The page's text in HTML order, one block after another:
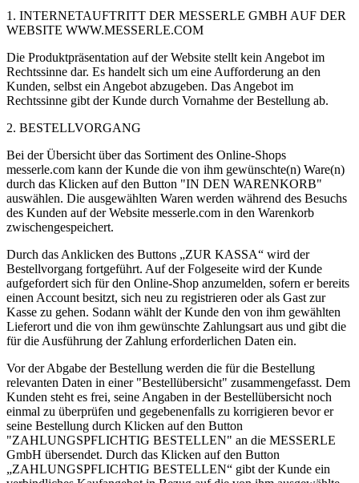
1. INTERNETAUFTRITT DER MESSERLE GMBH AUF DER
WEBSITE WWW.MESSERLE.COM
Die Produktpräsentation auf der Website stellt kein Angebot im
Rechtssinne dar. Es handelt sich um eine Aufforderung an den
Kunden, selbst ein Angebot abzugeben. Das Angebot im
Rechtssinne gibt der Kunde durch Vornahme der Bestellung ab.
2. BESTELLVORGANG
Bei der Übersicht über das Sortiment des Online-Shops
messerle.com kann der Kunde die von ihm gewünschte(n) Ware(n)
durch das Klicken auf den Button "IN DEN WARENKORB"
auswählen. Die ausgewählten Waren werden während des Besuchs
des Kunden auf der Website messerle.com in den Warenkorb
zwischengespeichert.
Durch das Anklicken des Buttons „ZUR KASSA“ wird der
Bestellvorgang fortgeführt. Auf der Folgeseite wird der Kunde
aufgefordert sich für den Online-Shop anzumelden, sofern er bereits
einen Account besitzt, sich neu zu registrieren oder als Gast zur
Kasse zu gehen. Sodann wählt der Kunde den von ihm gewählten
Lieferort und die von ihm gewünschte Zahlungsart aus und gibt die
für die Ausführung der Zahlung erforderlichen Daten ein.
Vor der Abgabe der Bestellung werden die für die Bestellung
relevanten Daten in einer "Bestellübersicht" zusammengefasst. Dem
Kunden steht es frei, seine Angaben in der Bestellübersicht noch
einmal zu überprüfen und gegebenenfalls zu korrigieren bevor er
seine Bestellung durch Klicken auf den Button
"ZAHLUNGSPFLICHTIG BESTELLEN" an die MESSERLE
GmbH übersendet. Durch das Klicken auf den Button
„ZAHLUNGSPFLICHTIG BESTELLEN“ gibt der Kunde ein